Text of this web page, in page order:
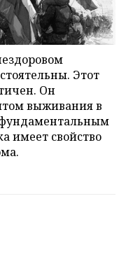
Этот
Он
выживания в
имеет свойство